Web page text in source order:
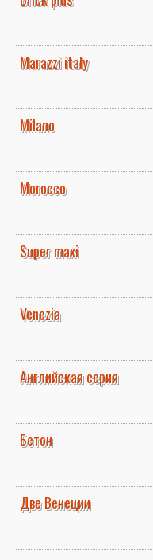
Marazzi italy
Milano
Morocco
Super maxi
Venezia
Английская серия
Бетон
Две Венеции